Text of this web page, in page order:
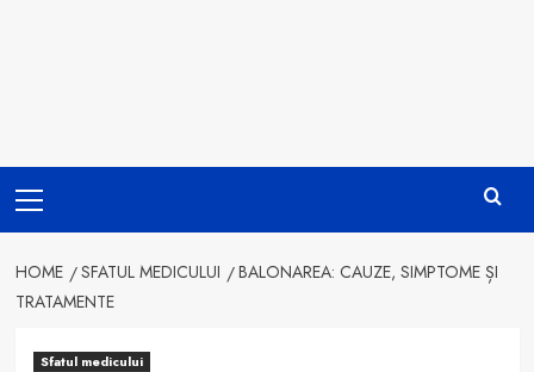
Menu
HOME SFATUL MEDICULUI
BALONAREA: CAUZE, SIMPTOME ȘI
TRATAMENTE
Sfatul medicului